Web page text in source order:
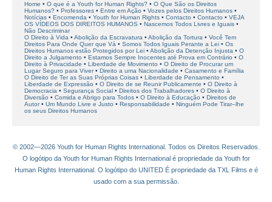
Home O que é a Youth for Human Rights?
O Que São os Direitos
Humanos?
Professores Entre em Ação
Vozes pelos Direitos Humanos
Notícias
Encomenda Youth for Human Rights Contacto Contacto
VEJA
OS VÍDEOS DOS DIREITOS HUMANOS
Nascemos Todos Livres e Iguais
Não Descriminar
O Direito à Vida
Abolição da Escravatura Abolição da Tortura
Você Tem
Direitos Para Onde Quer que Vá
Somos Todos Iguais Perante a Lei
Os
Direitos Humanos estão Protegidos por Lei
Abolição da Detenção Injusta
O
Direito a Julgamento
Estamos Sempre Inocentes até Prova em Contrário
O
Direito à Privacidade
Liberdade de Movimento
O Direito de Procurar um
Lugar Seguro para Viver
Direito a uma Nacionalidade
Casamento e Família
O Direito de Ter as Suas Próprias Coisas
Liberdade de Pensamento
Liberdade de Expressão
O Direito de se Reunir Publicamente
O Direito à
Democracia
Segurança Social Direitos dos Trabalhadores
O Direito à
Diversão
Comida e Abrigo para Todos O Direito à Educação
Direitos de
Autor
Um Mundo Livre e Justo Responsabilidade
Ninguém Pode Tirar–lhe
os seus Direitos Humanos
© 2002—2026 Youth for Human Rights International. Todos os Direitos Reservados.
O logótipo da Youth for Human Rights International é propriedade da Youth for
Human Rights International. O logótipo do UNITED É propriedade da TXL Films e é
usado com a sua permissão.